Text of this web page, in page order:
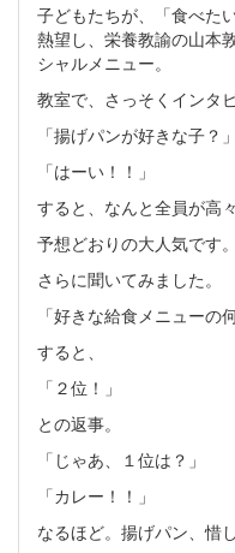
子どもたちが、「食べた
熱望し、栄養教諭の山本
シャルメニュー。
教室で、さっそくインタ
「揚げパンが好きな子？」
「はーい！！」
すると、なんと全員が高
予想どおりの大人気です。
さらに聞いてみました。
「好きな給食メニューの
すると、
「２位！」
との返事。
「じゃあ、１位は？」
「カレー！！」
なるほど。揚げパン、惜